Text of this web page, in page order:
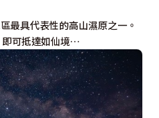
最具代表性的高山濕原之一。
即可抵達如仙境…